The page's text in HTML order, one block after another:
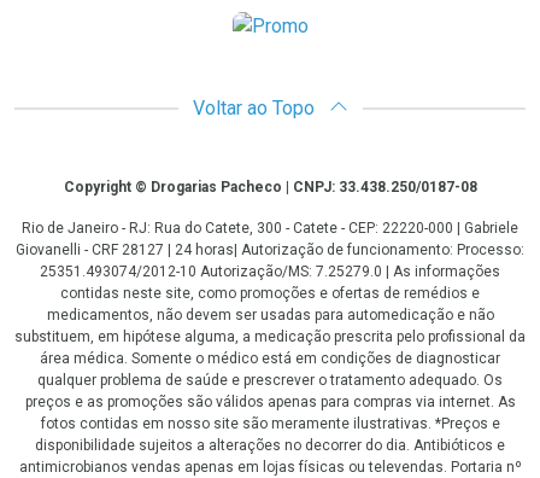
Promoção em Destaque
Voltar ao Topo
CopyrightCopyright © Drogarias Pacheco | CNPJ: 33.438.250/0187-08
Rio de Janeiro - RJ: Rua do Catete, 300 - Catete - CEP: 22220-000 | Gabriele
Giovanelli - CRF 28127 | 24 horas| Autorização de funcionamento: Processo:
25351.493074/2012-10 Autorização/MS: 7.25279.0 | As informações
contidas neste site, como promoções e ofertas de remédios e
medicamentos, não devem ser usadas para automedicação e não
substituem, em hipótese alguma, a medicação prescrita pelo profissional da
área médica. Somente o médico está em condições de diagnosticar
qualquer problema de saúde e prescrever o tratamento adequado. Os
preços e as promoções são válidos apenas para compras via internet. As
fotos contidas em nosso site são meramente ilustrativas. *Preços e
disponibilidade sujeitos a alterações no decorrer do dia. Antibióticos e
antimicrobianos vendas apenas em lojas físicas ou televendas. Portaria nº